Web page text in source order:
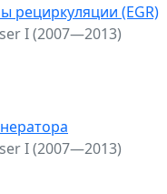
рециркуляции (EGR)
I (2007—2013)
I (2007—2013)